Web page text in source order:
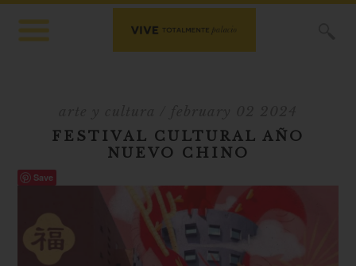
FESTIVAL CULTURAL AÑO
NUEVO CHINO
Save